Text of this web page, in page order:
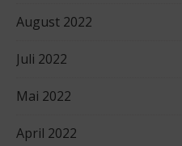
August 2022
Juli 2022
Mai 2022
April 2022